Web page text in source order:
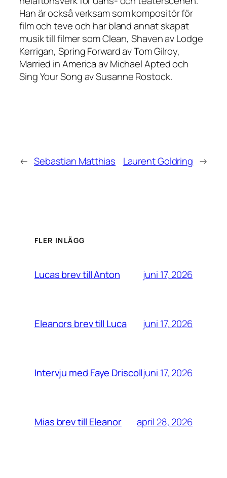
Han är också verksam som kompositör för
film och teve och har bland annat skapat
musik till filmer som Clean, Shaven av Lodge
Kerrigan, Spring Forward av Tom Gilroy,
Married in America av Michael Apted och
Sing Your Song av Susanne Rostock.
← Sebastian Matthias Laurent Goldring →
FLER INLÄGG
Lucas brev till Anton juni 17, 2026
Eleanors brev till Luca juni 17, 2026
Intervju med Faye Driscolljuni 17, 2026
Mias brev till Eleanor april 28, 2026